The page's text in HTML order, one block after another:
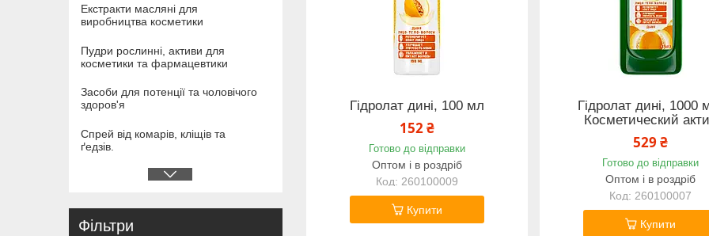
Гідролат дині, 100 мл
152 ₴
Готово до відправки
Оптом і в роздріб
260100009
Купити
Гідролат дині, 1000
Косметический
529 ₴
Готово до відправки
Оптом і в роздріб
260100007
Купити
Екстракти масляні для
виробництва косметики
Пудри рослинні, активи для
косметики та фармацевтики
Засоби для потенції та чоловічого
здоров'я
Спрей від комарів, кліщів та
ґедзів.
Фільтри